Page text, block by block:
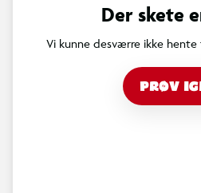
Der skete
Vi kunne desværre ikke hente
PRØV